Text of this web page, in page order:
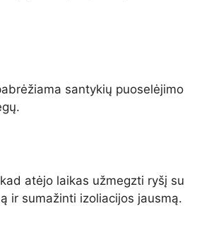
santykių puoselėjimo
atėjo laikas užmegzti ryšį su
ir sumažinti izoliacijos jausmą.